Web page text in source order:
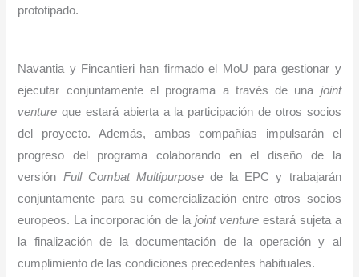
prototipado.
Navantia y Fincantieri han firmado el MoU para gestionar y
ejecutar conjuntamente el programa a través de una joint
venture que estará abierta a la participación de otros socios
del proyecto. Además, ambas compañías impulsarán el
progreso del programa colaborando en el diseño de la
versión Full Combat Multipurposede la EPC y trabajarán
conjuntamente para su comercialización entre otros socios
europeos. La incorporación de la joint ventureestará sujeta a
la finalización de la documentación de la operación y al
cumplimiento de las condiciones precedentes habituales.